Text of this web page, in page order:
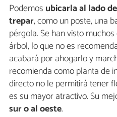
Podemos ubicarla al lado
trepar, como un poste, una
pérgola. Se han visto
árbol, lo que no es
acabará por ahogarlo y
recomienda como planta de
directo no le permitirá tener
es su mayor atractivo. Su
sur o al oeste.